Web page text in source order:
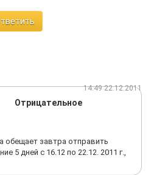
14:49 22.12.2011
Отрицательное
обещает завтра отправить
5 дней с 16.12 по 22.12. 2011 г.,